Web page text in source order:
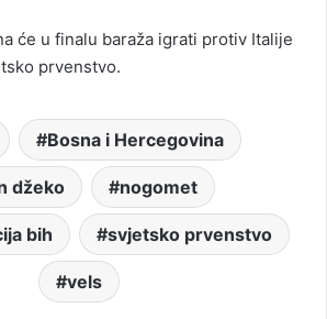
će u finalu baraža igrati protiv Italije
prvenstvo.
Bosna i Hercegovina
džeko nogomet
bih svjetsko prvenstvo
vels